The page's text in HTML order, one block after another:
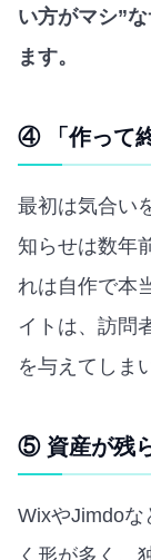
い方がマシ”
ます。
④ 「作って
最初は気合い
知らせは数年
れは自作で本
イトは、訪問
を与えてしま
⑤ 資産が残
WixやJimdoな
く形が多く、